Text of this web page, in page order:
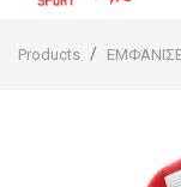
Products